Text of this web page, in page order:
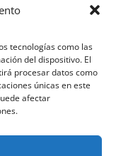
tecnologías como las
del dispositivo. El
procesar datos como
únicas en este
afectar
pedir
Sánchez.
en